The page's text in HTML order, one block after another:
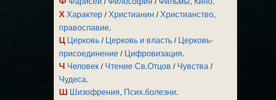
Х Характер / Христианин / Христианство,
православие.
Ц Церковь / Церковь и власть / Церковь-
присоединение / Цифровизация.
Ч Человек / Чтение Св.Отцов / Чувства /
Чудеса.
Ш Шизофрения, Псих.болезни.